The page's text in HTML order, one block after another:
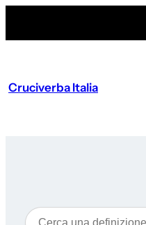
Cruciverba Italia
Cerca